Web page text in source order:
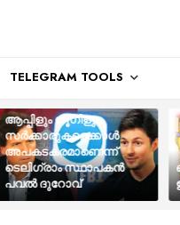
TELEGRAM TOOLS
ആപ്പിളും ഗൂഗിളും
സർക്കാരുകളെക്കാൾ
അപകടകരമാണെന്ന്
ടെലിഗ്രാം സ്ഥാപകൻ
പവൽ ദുറോവ്